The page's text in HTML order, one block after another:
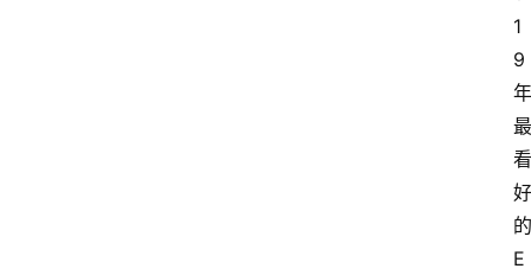
1
9
年
最
看
好
的
E